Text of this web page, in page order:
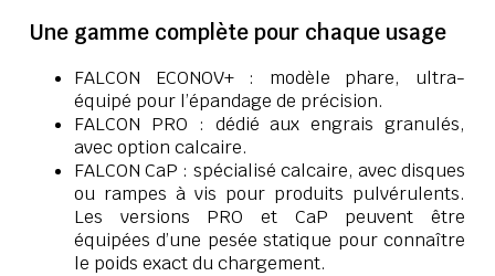
Une gamme complète pour chaque usage
FALCON ECONOV+ : modèle phare, ultra-
équipé pour l’épandage de précision.
FALCON PRO : dédié aux engrais granulés,
avec option calcaire.
FALCON CaP : spécialisé calcaire, avec disques
ou rampes à vis pour produits pulvérulents.
Les versions PRO et CaP peuvent être
équipées d’une pesée statique pour connaître
le poids exact du chargement.